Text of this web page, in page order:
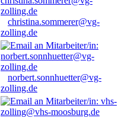
christina.sommerer@vg-
zolling.de
norbert.sonnhuetter@vg-
zolling.de